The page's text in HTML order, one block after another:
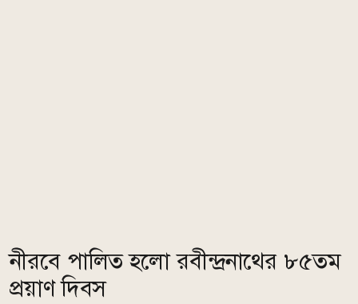
নীরবে পালিত হলো রবীন্দ্রনাথের ৮৫তম
প্রয়াণ দিবস